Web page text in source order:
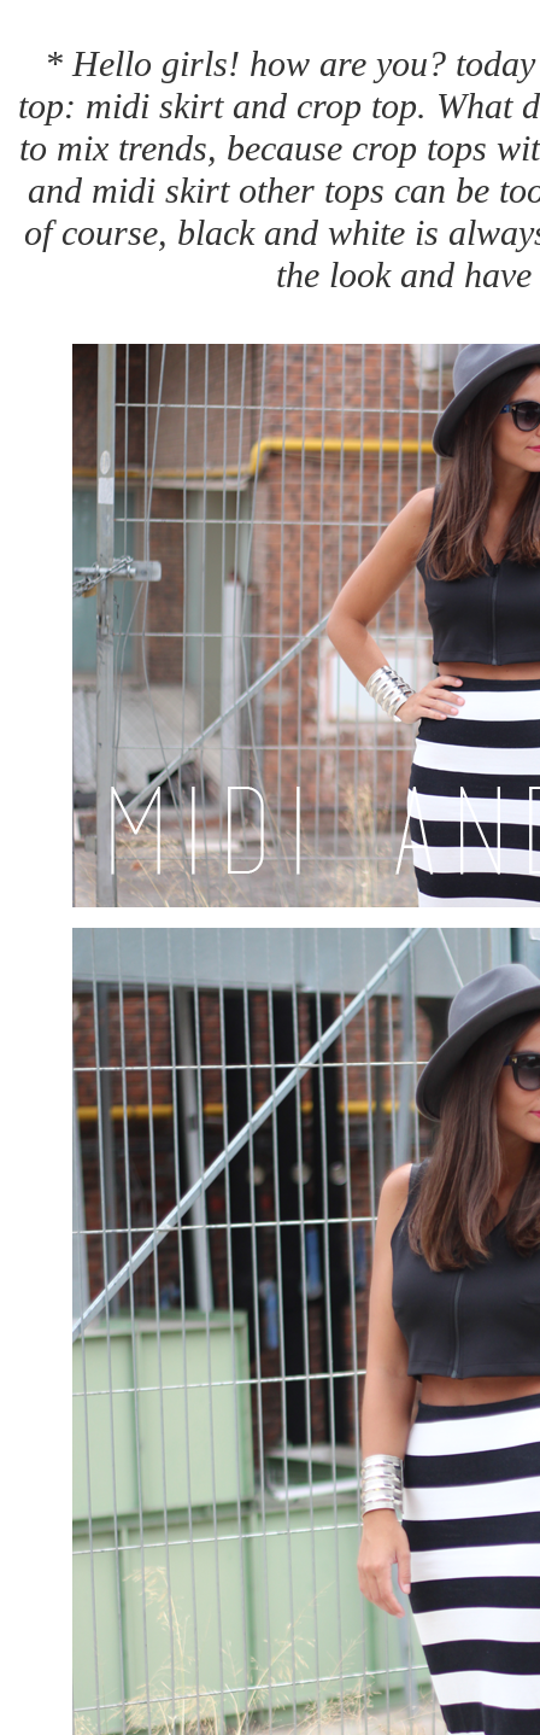
* Hello girls! how are you?
top: midi skirt and crop top. What
to mix trends, because crop tops
and midi skirt other tops can be
of course, black and white is
the look and